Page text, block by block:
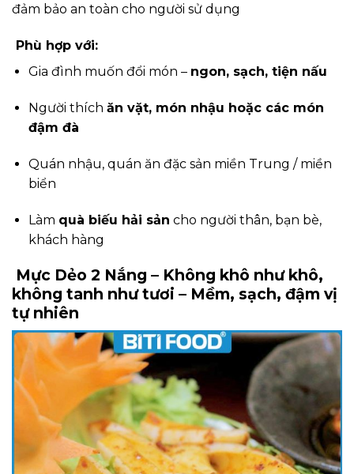
đảm bảo an toàn cho người sử dụng
Phù hợp với:
Gia đình muốn đổi món – ngon, sạch, tiện nấu
Người thích ăn vặt, món nhậu hoặc các món
đậm đà
Quán nhậu, quán ăn đặc sản miền Trung / miền
biển
Làm quà biếu hải sản cho người thân, bạn bè,
khách hàng
Mực Dẻo 2 Nắng – Không khô như khô,
không tanh như tươi – Mềm, sạch, đậm vị
tự nhiên